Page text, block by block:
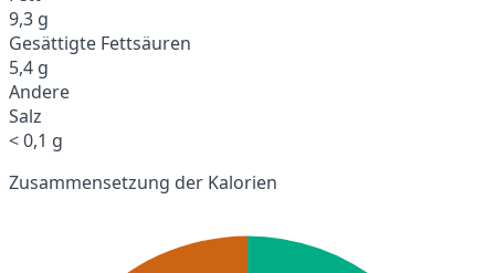
9,3 g
Gesättigte Fettsäuren
5,4 g
Andere
Salz
< 0,1 g
Zusammensetzung der Kalorien